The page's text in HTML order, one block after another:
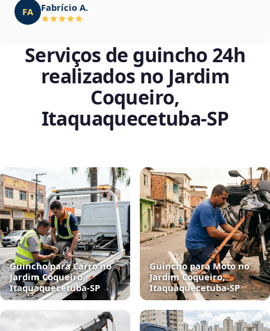
FA Fabrício A.
Serviços de guincho 24h
realizados no Jardim
Coqueiro,
Itaquaquecetuba‑SP
Guincho para Carro no
Jardim Coqueiro,
Itaquaquecetuba‑SP
Guincho para Moto no
Jardim Coqueiro,
Itaquaquecetuba‑SP